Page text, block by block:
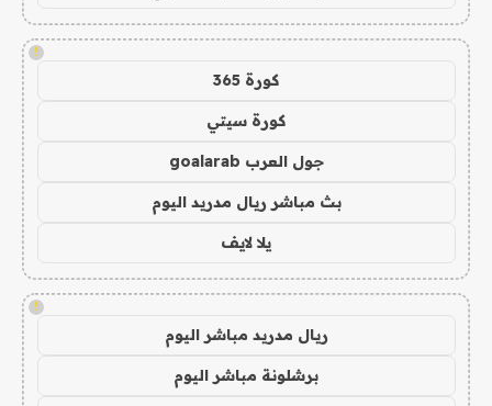
!
كورة 365
كورة سيتي
جول العرب goalarab
بث مباشر ريال مدريد اليوم
يلا لايف
!
ريال مدريد مباشر اليوم
برشلونة مباشر اليوم